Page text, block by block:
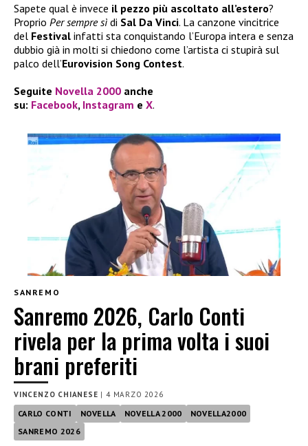
Sapete qual è invece il pezzo più ascoltato all’estero?
Proprio Per sempre sì di Sal Da Vinci. La canzone vincitrice
del Festival infatti sta conquistando l’Europa intera e senza
dubbio già in molti si chiedono come l’artista ci stupirà sul
palco dell’Eurovision Song Contest.
Seguite Novella 2000 anche
su: Facebook, Instagram e X.
SANREMO
Sanremo 2026, Carlo Conti
rivela per la prima volta i suoi
brani preferiti
VINCENZO CHIANESE |4 MARZO 2026
CARLO CONTI NOVELLA NOVELLA 2000
NOVELLA2000
SANREMO 2026